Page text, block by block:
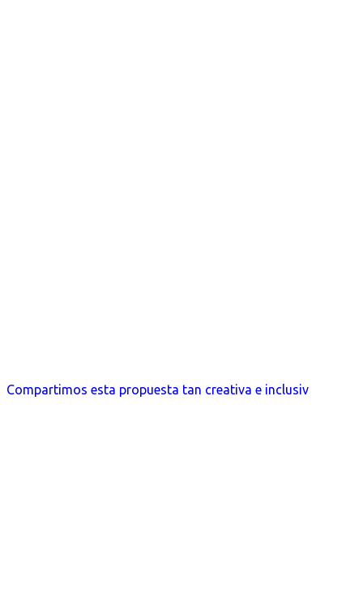
Compartimos esta propuesta tan creativa e inclusiv